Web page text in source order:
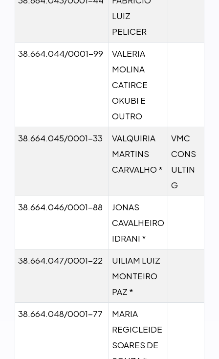
LUIZ
PELICER
38.664.044/0001-99
VALERIA
MOLINA
CATIRCE
OKUBI E
OUTRO
38.664.045/0001-33
VALQUIRIA
MARTINS
CARVALHO *
VMC
CONS
ULTIN
G
38.664.046/0001-88
JONAS
CAVALHEIRO
IDRANI *
38.664.047/0001-22
UILIAM LUIZ
MONTEIRO
PAZ *
38.664.048/0001-77
MARIA
REGICLEIDE
SOARES DE